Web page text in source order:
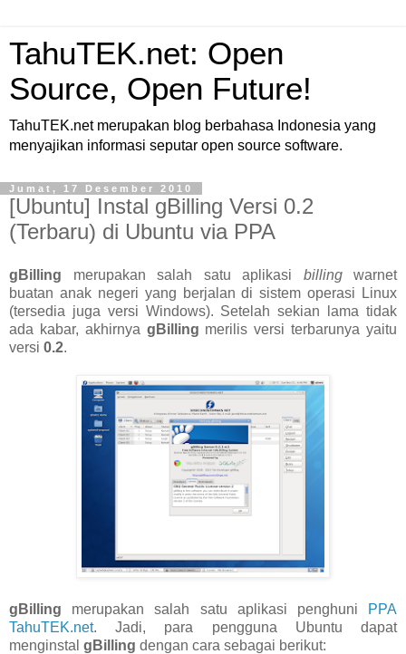
TahuTEK.net: Open
Source, Open Future!
TahuTEK.net merupakan blog berbahasa Indonesia yang
menyajikan informasi seputar open source software.
Jumat, 17 Desember 2010
[Ubuntu] Instal gBilling Versi 0.2
(Terbaru) di Ubuntu via PPA
gBilling merupakan salah satu aplikasi billingwarnet
buatan anak negeri yang berjalan di sistem operasi Linux
(tersedia juga versi Windows). Setelah sekian lama tidak
ada kabar, akhirnya gBilling merilis versi terbarunya yaitu
versi 0.2.
gBilling merupakan salah satu aplikasi penghuni
PPA
TahuTEK.net. Jadi, para pengguna Ubuntu dapat
menginstal gBilling dengan cara sebagai berikut: